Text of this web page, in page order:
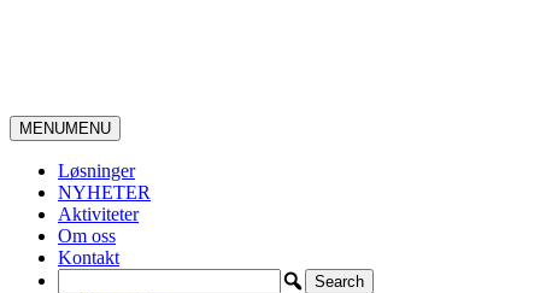
MENUMENU
Løsninger
NYHETER
Aktiviteter
Om oss
Kontakt